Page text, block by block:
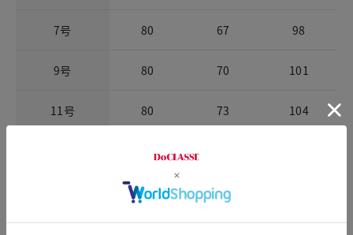
7号 80 67 98
9号 80 70 101
11号 80 73 104
80
お店で試着する